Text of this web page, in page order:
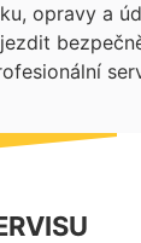
opravy a